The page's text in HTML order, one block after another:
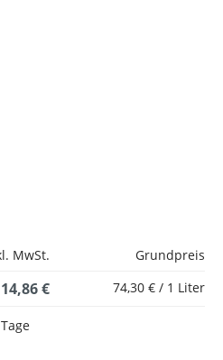
MwSt.
Grundpreis
14,86 € 74,30 € / 1 Liter